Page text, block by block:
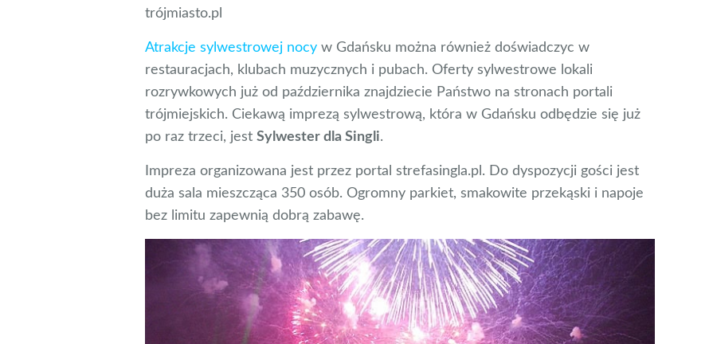
trójmiasto.pl
Atrakcje sylwestrowej nocy w Gdańsku można również doświadczyc w
restauracjach, klubach muzycznych i pubach. Oferty sylwestrowe lokali
rozrywkowych już od października znajdziecie Państwo na stronach portali
trójmiejskich. Ciekawą imprezą sylwestrową, która w Gdańsku odbędzie się już
po raz trzeci, jest Sylwester dla Singli.
Impreza organizowana jest przez portal strefasingla.pl. Do dyspozycji gości jest
duża sala mieszcząca 350 osób. Ogromny parkiet, smakowite przekąski i napoje
bez limitu zapewnią dobrą zabawę.